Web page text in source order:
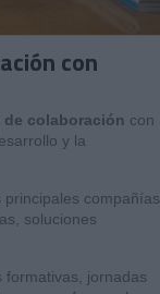
con
de colaboración con
y la
compañías
soluciones
formativas, jornadas